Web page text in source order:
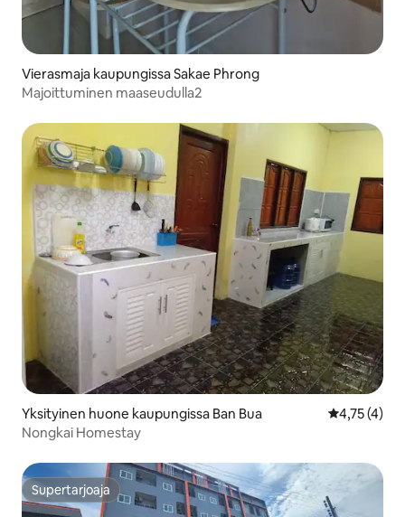
Vierasmaja kaupungissa Sakae Phrong
Majoittuminen maaseudulla2
Yksityinen huone kaupungissa Ban Bua
4,75 (4)
Nongkai Homestay
Supertarjoaja
Supertarjoaja